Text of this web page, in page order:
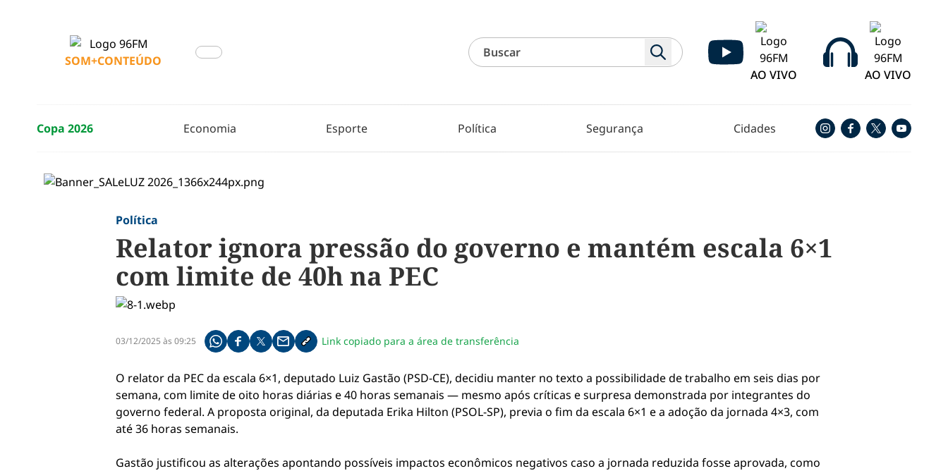
SOM+CONTEÚDO
AO VIVO
AO VIVO
Copa 2026 Economia Esporte Política Segurança Cidades
Política
Relator ignora pressão do governo e mantém escala 6×1
com limite de 40h na PEC
03/12/2025 às 09:25 Compartilhe pelo whatsapp
Compartilhar no facebook
Compartilhar no twitter
Compartilhe pelo email
Copiar link da notícia
Link copiado para a área de transferência
O relator da PEC da escala 6×1, deputado Luiz Gastão (PSD-CE), decidiu manter no texto a possibilidade de trabalho em seis dias por
semana, com limite de oito horas diárias e 40 horas semanais — mesmo após críticas e surpresa demonstrada por integrantes do
governo federal. A proposta original, da deputada Erika Hilton (PSOL-SP), previa o fim da escala 6×1 e a adoção da jornada 4×3, com
até 36 horas semanais.
Gastão justificou as alterações apontando possíveis impactos econômicos negativos caso a jornada reduzida fosse aprovada, como